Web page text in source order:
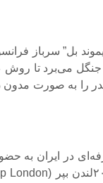
بل” سرباز
جنگل می‌برد تا روش
پدر را به صورت
در ایران به